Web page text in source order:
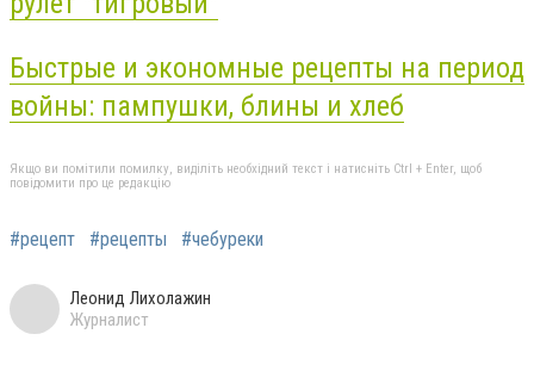
Быстрые и экономные рецепты на период
войны: пампушки, блины и хлеб
Якщо ви помітили помилку, виділіть необхідний текст і натисніть Ctrl + Enter, щоб
повідомити про це редакцію
#рецепт #рецепты #чебуреки
Леонид Лихолажин
Журналист